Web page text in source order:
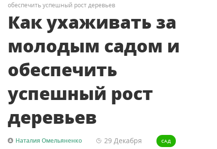
обеспечить успешный рост деревьев
Как ухаживать за
молодым садом и
обеспечить
успешный рост
деревьев
Наталия Омельяненко 29 Декабря САД